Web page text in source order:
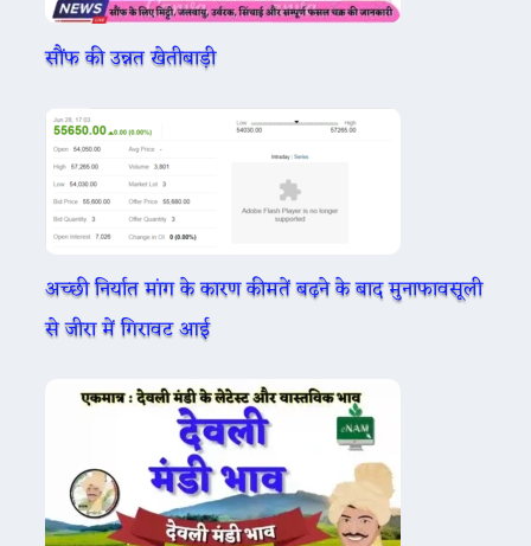
सौंफ की उन्नत खेतीबाड़ी
अच्छी निर्यात मांग के कारण कीमतें बढ़ने के बाद मुनाफावसूली
से जीरा में गिरावट आई